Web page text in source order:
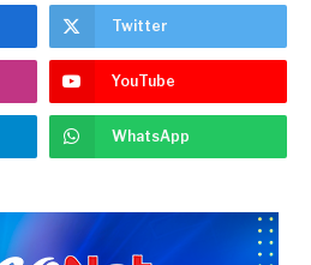
Twitter
YouTube
WhatsApp